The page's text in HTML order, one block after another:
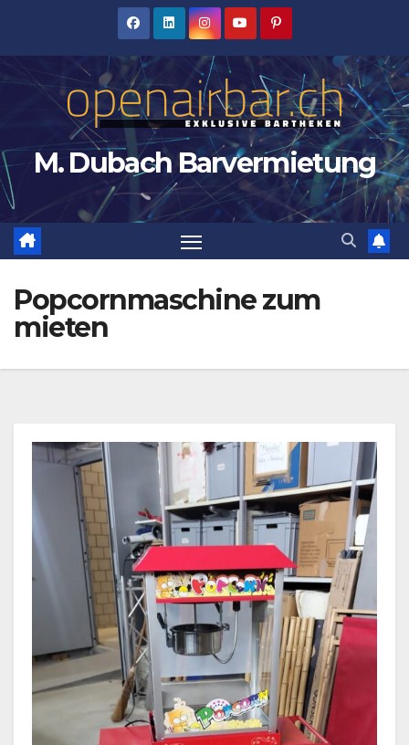
M. Dubach Barvermietung
Popcornmaschine zum
mieten